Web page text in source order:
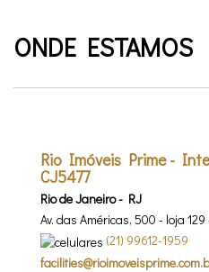
ONDE ESTAMOS
Rio Imóveis Prime -
CJ5477
Rio de Janeiro - RJ
Av. das Américas, 500 - loja
(21) 99612-1959